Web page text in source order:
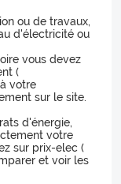
ou de travaux,
d'électricité ou
vous devez
(
votre
sur le site.
d'énergie,
votre
sur prix-elec (
et voir les